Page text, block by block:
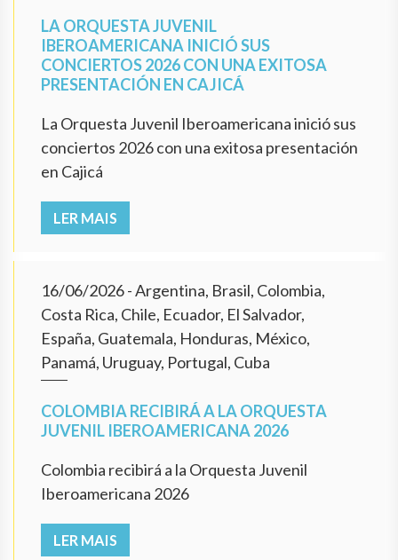
LA ORQUESTA JUVENIL
IBEROAMERICANA INICIÓ SUS
CONCIERTOS 2026 CON UNA EXITOSA
PRESENTACIÓN EN CAJICÁ
La Orquesta Juvenil Iberoamericana inició sus
conciertos 2026 con una exitosa presentación
en Cajicá
LER MAIS
16/06/2026- Argentina, Brasil, Colombia,
Costa Rica, Chile, Ecuador, El Salvador,
España, Guatemala, Honduras, México,
Panamá, Uruguay, Portugal, Cuba
COLOMBIA RECIBIRÁ A LA ORQUESTA
JUVENIL IBEROAMERICANA 2026
Colombia recibirá a la Orquesta Juvenil
Iberoamericana 2026
LER MAIS